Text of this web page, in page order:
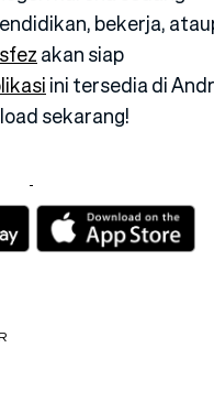
bekerja,
akan siap
ini tersedia di
sekarang!